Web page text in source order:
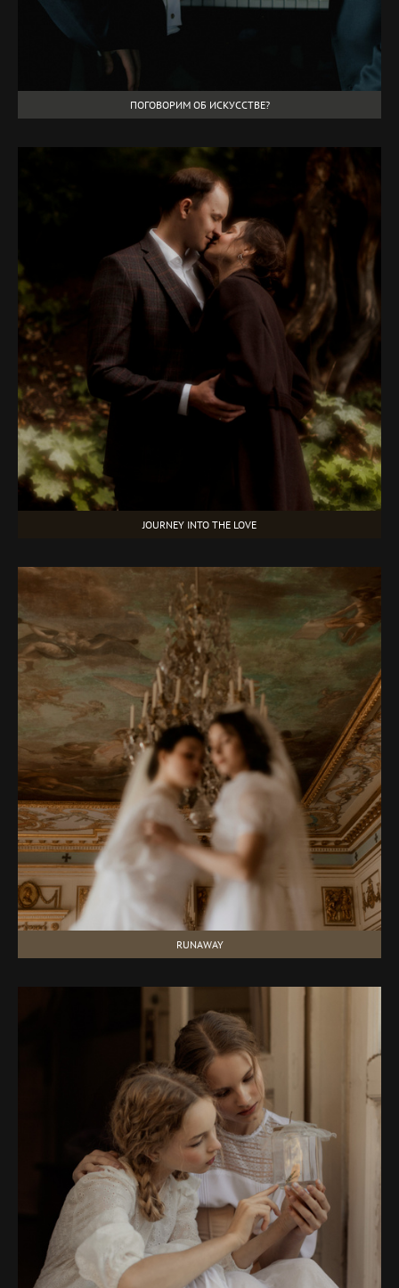
ПОГОВОРИМ ОБ ИСКУССТВЕ?
JOURNEY INTO THE LOVE
RUNAWAY